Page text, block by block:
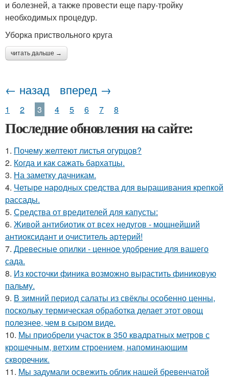
и болезней, а также провести еще пару-тройку
необходимых процедур.
Уборка приствольного круга
читать дальше →
← назад вперед →
1 2 3 4 5 6 7 8
Последние обновления на сайте:
1. Почему желтеют листья огурцов?
2. Когда и как сажать бархатцы.
3. На заметку дачникам.
4. Четыре народных средства для выращивания крепкой
рассады.
5. Средства от вредителей для капусты:
6. Живой антибиотик от всех недугов - мощнейший
антиоксидант и очиститель артерий!
7. Древесные опилки - ценное удобрение для вашего
сада.
8. Из косточки финика возможно вырастить финиковую
пальму.
9. В зимний период салаты из свёклы особенно ценны,
поскольку термическая обработка делает этот овощ
полезнее, чем в сыром виде.
10. Мы приобрели участок в 350 квадратных метров с
крошечным, ветхим строением, напоминающим
скворечник.
11. Мы задумали освежить облик нашей бревенчатой